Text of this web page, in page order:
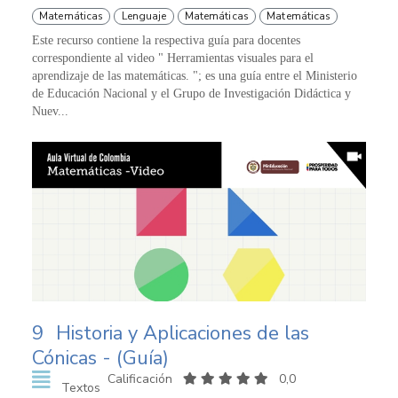
Matemáticas Lenguaje Matemáticas Matemáticas
Este recurso contiene la respectiva guía para docentes
correspondiente al video " Herramientas visuales para el
aprendizaje de las matemáticas. "; es una guía entre el Ministerio
de Educación Nacional y el Grupo de Investigación Didáctica y
Nuev...
9 Historia y Aplicaciones de las
Cónicas - (Guía)
Textos
Calificación 0,0